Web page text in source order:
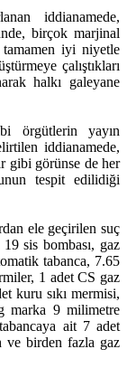
iddianamede,
birçok marjinal
tamamen iyi niyetle
çalıştıkları
halkı galeyane
örgütlerin yayın
iddianamede,
gibi görünse de her
tespit edilidiği
ele geçirilen suç
sis bombası, gaz
tabanca, 7.65
1 adet CS gaz
kuru sıkı mermisi,
marka 9 milimetre
ait 7 adet
ve birden fazla gaz